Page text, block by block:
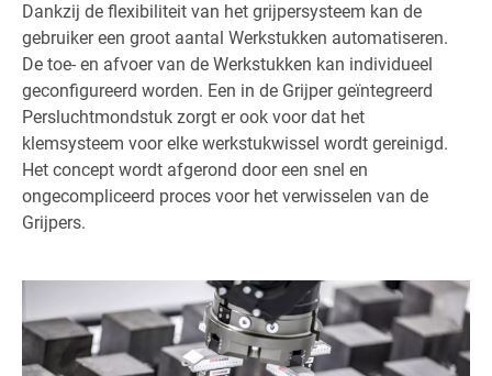
Dankzij de flexibiliteit van het grijpersysteem kan de
gebruiker een groot aantal Werkstukken automatiseren.
De toe- en afvoer van de Werkstukken kan individueel
geconfigureerd worden. Een in de Grijper geïntegreerd
Persluchtmondstuk zorgt er ook voor dat het
klemsysteem voor elke werkstukwissel wordt gereinigd.
Het concept wordt afgerond door een snel en
ongecompliceerd proces voor het verwisselen van de
Grijpers.